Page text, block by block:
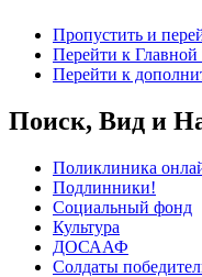
Пропустить и
Перейти к
Перейти к
Поиск, Вид и
Поликлиника
Подлинники!
Социальный фонд
Культура
ДОСААФ
Солдаты